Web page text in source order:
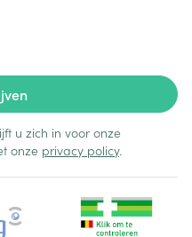
u zich in voor onze
onze privacy policy.